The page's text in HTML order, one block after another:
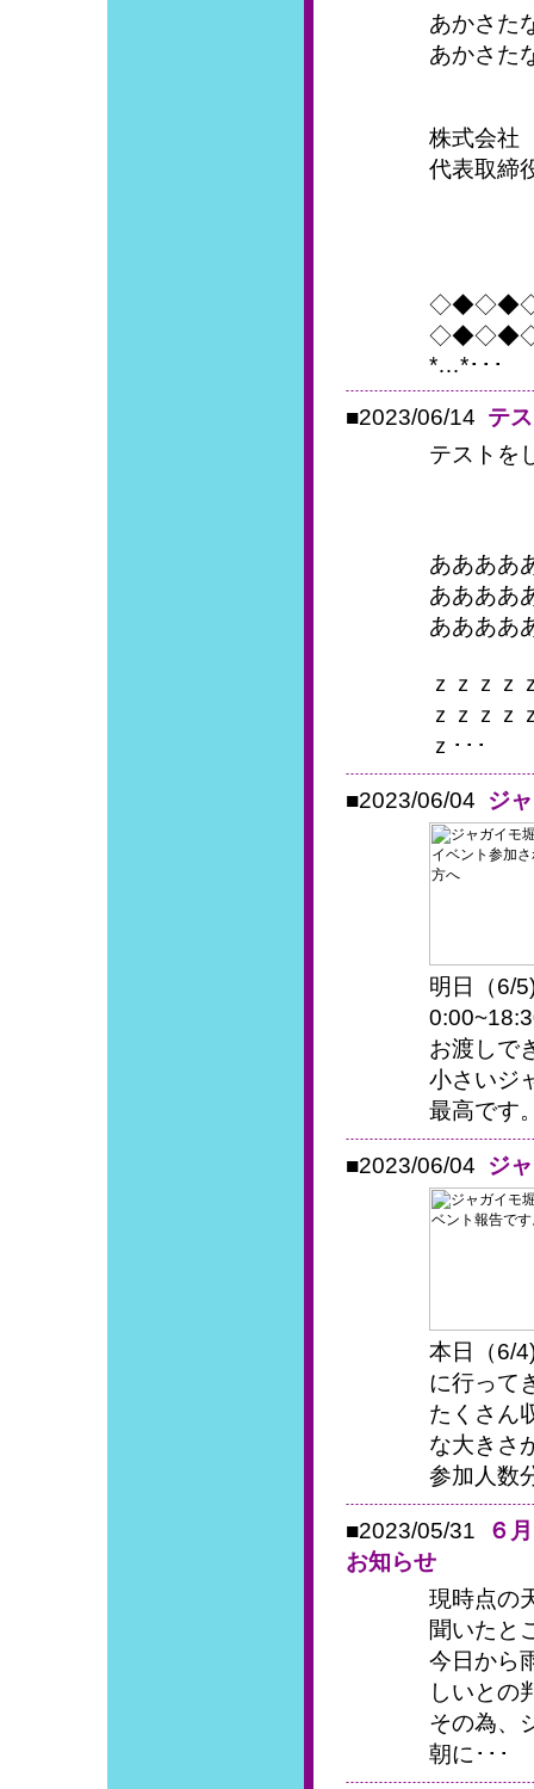
あかさた
あかさた
株式会社
代表取
*…*･･･
■2023/06/14 テ
テストを
ああああ
ああああ
ああああ
ｚｚｚｚ
ｚｚｚｚ
ｚ･･･
■2023/06/04 ジ
明日（6/
お渡しで
小さいジ
最高です
■2023/06/04 ジ
本日（6/
に行って
たくさん
な大きさ
参加人数
■2023/05/31
６
お知らせ
現時点の
聞いたと
今日から
しいとの
その為、
朝に･･･